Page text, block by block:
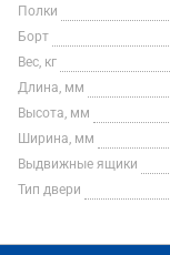
Полки
Борт
Вес, кг
Длина, мм
Высота, мм
Ширина, мм
Выдвижные ящики
Тип двери